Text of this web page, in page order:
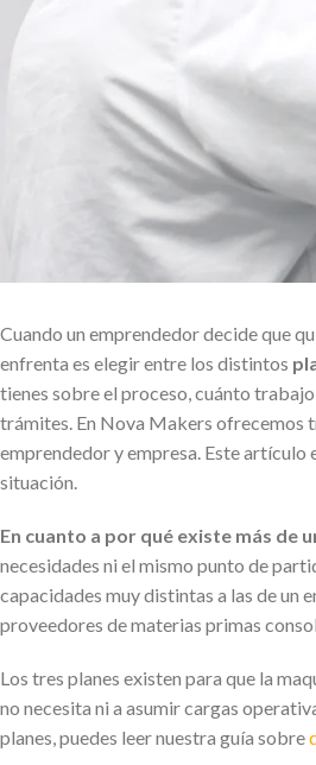
Cuando un emprendedor decide que
enfrenta es elegir entre los distintos
tienes sobre el proceso, cuánto
trámites. En Nova Makers ofrecemos
emprendedor y empresa. Este artículo
situación.
En cuanto a por qué existe más de
necesidades ni el mismo punto de
capacidades muy distintas a las de un
proveedores de materias primas
Los tres planes existen para que la
no necesita ni a asumir cargas
planes, puedes leer nuestra guía sobre